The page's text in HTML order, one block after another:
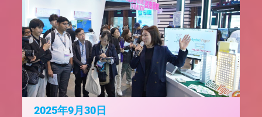
2025年9月30日